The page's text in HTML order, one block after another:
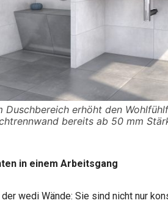
Duschbereich erhöht den
bereits ab 50 mm
in einem Arbeitsgang
wedi Wände: Sie sind nicht nur